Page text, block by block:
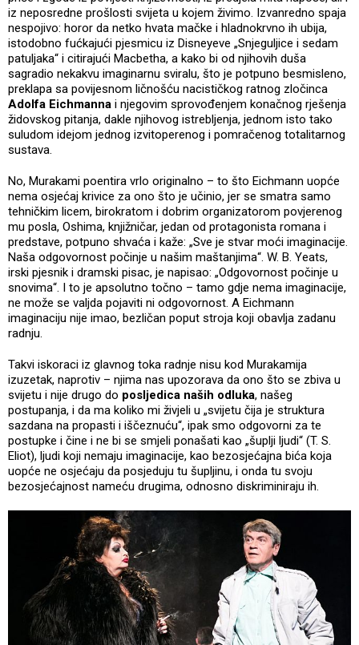
iz neposredne prošlosti svijeta u kojem živimo. Izvanredno spaja
nespojivo: horor da netko hvata mačke i hladnokrvno ih ubija,
istodobno fućkajući pjesmicu iz Disneyeve „Snjeguljice i sedam
patuljaka“ i citirajući Macbetha, a kako bi od njihovih duša
sagradio nekakvu imaginarnu sviralu, što je potpuno besmisleno,
preklapa sa povijesnom ličnošću nacističkog ratnog zločinca
Adolfa Eichmanna i njegovim sprovođenjem konačnog rješenja
židovskog pitanja, dakle njihovog istrebljenja, jednom isto tako
suludom idejom jednog izvitoperenog i pomračenog totalitarnog
sustava.
No, Murakami poentira vrlo originalno – to što Eichmann uopće
nema osjećaj krivice za ono što je učinio, jer se smatra samo
tehničkim licem, birokratom i dobrim organizatorom povjerenog
mu posla, Oshima, knjižničar, jedan od protagonista romana i
predstave, potpuno shvaća i kaže: „Sve je stvar moći imaginacije.
Naša odgovornost počinje u našim maštanjima“. W. B. Yeats,
irski pjesnik i dramski pisac, je napisao: „Odgovornost počinje u
snovima“. I to je apsolutno točno – tamo gdje nema imaginacije,
ne može se valjda pojaviti ni odgovornost. A Eichmann
imaginaciju nije imao, bezličan poput stroja koji obavlja zadanu
radnju.
Takvi iskoraci iz glavnog toka radnje nisu kod Murakamija
izuzetak, naprotiv – njima nas upozorava da ono što se zbiva u
svijetu i nije drugo do posljedica naših odluka, našeg
postupanja, i da ma koliko mi živjeli u „svijetu čija je struktura
sazdana na propasti i iščeznuću“, ipak smo odgovorni za te
postupke i čine i ne bi se smjeli ponašati kao „šuplji ljudi“ (T. S.
Eliot), ljudi koji nemaju imaginacije, kao bezosjećajna bića koja
uopće ne osjećaju da posjeduju tu šupljinu, i onda tu svoju
bezosjećajnost nameću drugima, odnosno diskriminiraju ih.